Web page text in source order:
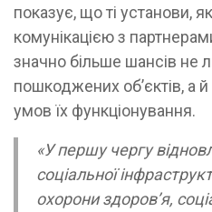
показує, що ті установи,
комунікацією з
значно більше шансів не
пошкоджених об’єктів, а
умов їх функціонування.
«У першу чергу
соціальної
охорони здоров’я,